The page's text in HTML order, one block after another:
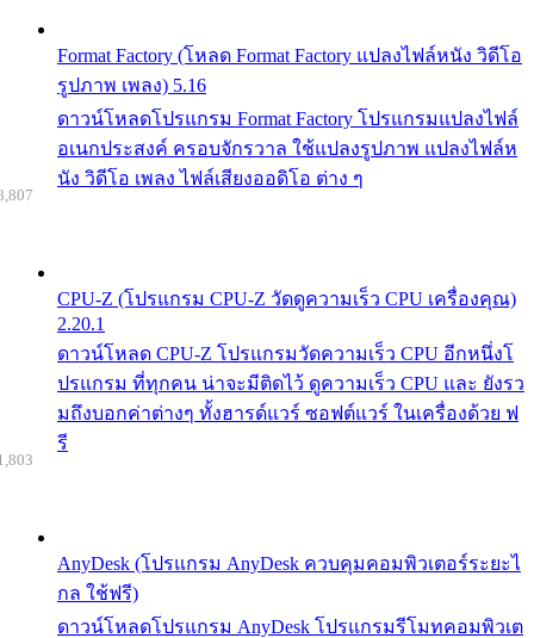
Format Factory (โหลด Format Factory แปลงไฟล์หนัง วิดีโอ
รูปภาพ เพลง) 5.16
ดาวน์โหลดโปรแกรม Format Factory โปรแกรมแปลงไฟล์
อเนกประสงค์ ครอบจักรวาล ใช้แปลงรูปภาพ แปลงไฟล์ห
นัง วิดีโอ เพลง ไฟล์เสียงออดิโอ ต่าง ๆ
CPU-Z (โปรแกรม CPU-Z วัดดูความเร็ว CPU เครื่องคุณ)
2.20.1
ดาวน์โหลด CPU-Z โปรแกรมวัดความเร็ว CPU อีกหนึ่งโ
ปรแกรม ที่ทุกคน น่าจะมีติดไว้ ดูความเร็ว CPU และ ยังรว
มถึงบอกค่าต่างๆ ทั้งฮารด์แวร์ ซอฟต์แวร์ ในเครื่องด้วย ฟ
รี
AnyDesk (โปรแกรม AnyDesk ควบคุมคอมพิวเตอร์ระยะไ
กล ใช้ฟรี)
ดาวน์โหลดโปรแกรม AnyDesk โปรแกรมรีโมทคอมพิวเต